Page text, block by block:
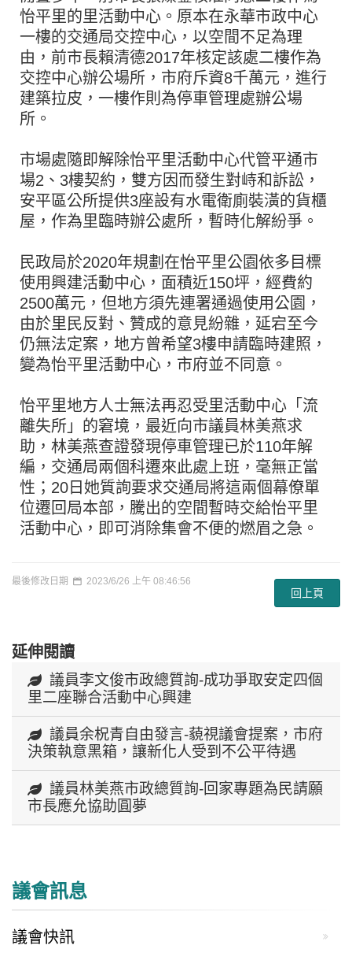
怡平里的里活動中心。原本在永華市政中心
一樓的交通局交控中心，以空間不足為理
由，前市長賴清德2017年核定該處二樓作為
交控中心辦公場所，市府斥資8千萬元，進行
建築拉皮，一樓作則為停車管理處辦公場
所。
市場處隨即解除怡平里活動中心代管平通市
場2、3樓契約，雙方因而發生對峙和訴訟，
安平區公所提供3座設有水電衛廁裝潢的貨櫃
屋，作為里臨時辦公處所，暫時化解紛爭。
民政局於2020年規劃在怡平里公園依多目標
使用興建活動中心，面積近150坪，經費約
2500萬元，但地方須先連署通過使用公園，
由於里民反對、贊成的意見紛雜，延宕至今
仍無法定案，地方曾希望3樓申請臨時建照，
變為怡平里活動中心，市府並不同意。
怡平里地方人士無法再忍受里活動中心「流
離失所」的窘境，最近向市議員林美燕求
助，林美燕查證發現停車管理已於110年解
編，交通局兩個科遷來此處上班，毫無正當
性；20日她質詢要求交通局將這兩個幕僚單
位遷回局本部，騰出的空間暫時交給怡平里
活動中心，即可消除集會不便的燃眉之急。
最後修改日期 2023/6/26 上午 08:46:56
回上頁
延伸閱讀
議員李文俊市政總質詢-成功爭取安定四個
里二座聯合活動中心興建
議員余柷青自由發言-藐視議會提案，市府
決策執意黑箱，讓新化人受到不公平待遇
議員林美燕市政總質詢-回家專題為民請願
市長應允協助圓夢
議會訊息
議會快訊